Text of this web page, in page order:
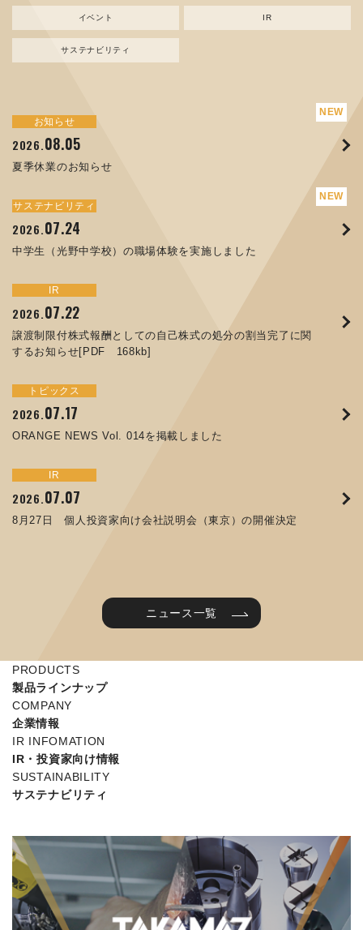
イベント IR
サステナビリティ
お知らせ
2026.08.05
夏季休業のお知らせ
サステナビリティ
2026.07.24
中学生（光野中学校）の職場体験を実施しました
IR
2026.07.22
譲渡制限付株式報酬としての自己株式の処分の割当完了に関
するお知らせ[PDF 168kb]
トピックス
2026.07.17
ORANGE NEWS Vol. 014を掲載しました
IR
2026.07.07
8月27日 個人投資家向け会社説明会（東京）の開催決定
新規事業
2024.04.10
資源ごみAI 自動選別機 販売開始のお知らせ
お知らせ
2026.08.05
夏季休業のお知らせ
お知らせ
2025.11.17
コラムを更新しました：MECT2025(メカトロテックジャパ
お知らせ
2025.09.02
XWT-8 日本デザイン振興会賞受賞！
お知らせ
2025.05.29
コラムを更新しました：MEX金沢2025(第61回機械工業見本
お知らせ
2025.05.15
トピックス
2026.07.17
ORANGE NEWS Vol. 014を掲載しました
トピックス
2026.04.17
ORANGE NEWS Vol. 013を掲載しました
トピックス
2025.10.01
高松流技Vol.25を掲載しました
2025.09.10
ORANGE NEWS Vol. 011を掲載しました
2025.07.31
ORANGE NEWS Vol. 010を掲載しました
イベント
2026.04.03
MEX金沢2026 出展のご案内 ※終了しました
イベント
2025.08.29
MECT 2025 出展のご案内 ※終了しました
イベント
2025.04.16
MEX金沢2025 出展のご案内 ※終了しました
2024.09.26
JIMTOF2024 出展のご案内 ※終了しました
2024.05.13
MEX金沢2024 学生向け会社説明コーナー予約のご案内 ※
終了しました
IR
2026.07.22
譲渡制限付株式報酬としての自己株式の処分の割当完了に関
IR
2026. 07.07
IR
2026.07.01
コーポレートガバナンス報告書を更新しました
IR
2026.06.26
第65回定時株主総会のご報告を掲載しました
IR
2026.06.25
譲渡制限付株式報酬としての自己株式の処分に関するお知ら
サステナビリティ
2026.07.24
中学生（光野中学校）の職場体験を実施しました
サステナビリティ
2026.06.12
人材戦略を策定しました
サステナビリティ
2026.03.26
「健康経営優良法人２０２６（大規模法人部門）」に認定さ
れました
サステナビリティ
2025.12.09
令和７年度石川県ワークライフバランス企業知事表彰「優良
サステナビリティ
2025.12.04
ニュース一覧
PRODUCTS
製品ラインナップ
COMPANY
企業情報
IR INFOMATION
IR・投資家向け情報
SUSTAINABILITY
サステナビリティ